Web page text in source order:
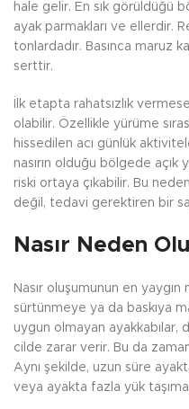
hale gelir. En sık görüldüğü
ayak parmakları ve ellerdir.
tonlardadır. Basınca maruz
serttir.
İlk etapta rahatsızlık
olabilir. Özellikle yürüme
hissedilen acı günlük
nasırın olduğu bölgede
riski ortaya çıkabilir. Bu
değil, tedavi gerektiren bir
Nasır Neden
Nasır oluşumunun en
sürtünmeye ya da baskıya
uygun olmayan
cilde zarar verir. Bu da
Aynı şekilde, uzun süre
veya ayakta fazla yük